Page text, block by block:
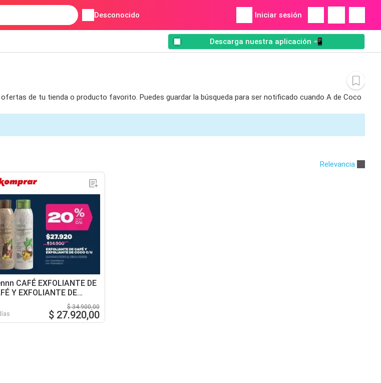
Desconocido Iniciar sesión
Descarga nuestra aplicación 📲
de tu tienda o producto favorito. Puedes guardar la búsqueda para ser notificado cuando A de Coco
Relevancia
CAFÉ EXFOLIANTE DE
Y EXFOLIANTE DE
$ 34.900,00
$ 27.920,00